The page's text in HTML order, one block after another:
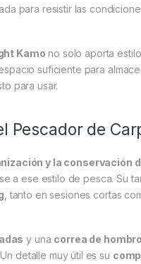
para resistir las
Kamo no solo aporta
suficiente para
para usar.
Pescador de
y la conservación
a ese estilo de pesca. Su
, tanto en sesiones cortas
y una correa de
detalle muy útil es su